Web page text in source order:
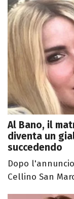
Al Bano, il
diventa un
succedendo
Dopo
Cellino San